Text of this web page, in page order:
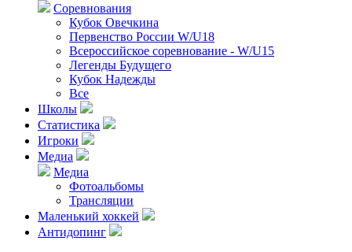
Соревнования
Кубок Овечкина
Первенство России W/U18
Всероссийское соревнование - W/U15
Легенды Будущего
Кубок Надежды
Все
Школы
Статистика
Игроки
Медиа
Медиа
Фотоальбомы
Трансляции
Маленький хоккей
Антидопинг